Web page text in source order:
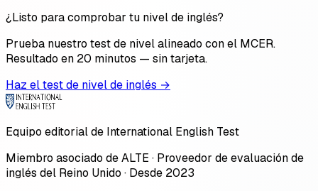
¿Listo para comprobar tu nivel de inglés?
Prueba nuestro test de nivel alineado con el MCER.
Resultado en 20 minutos — sin tarjeta.
Haz el test de nivel de inglés →
Equipo editorial de International English Test
Miembro asociado de ALTE · Proveedor de evaluación de
inglés del Reino Unido · Desde 2023